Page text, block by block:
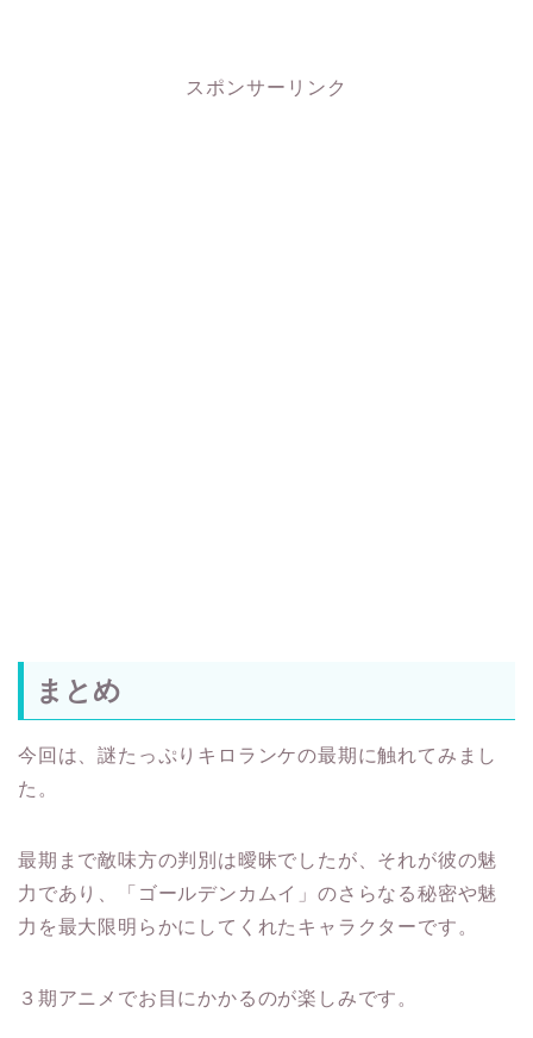
スポンサーリンク
まとめ
今回は、謎たっぷりキロランケの最期に触れてみまし
た。
最期まで敵味方の判別は曖昧でしたが、それが彼の魅
力であり、「ゴールデンカムイ」のさらなる秘密や魅
力を最大限明らかにしてくれたキャラクターです。
３期アニメでお目にかかるのが楽しみです。